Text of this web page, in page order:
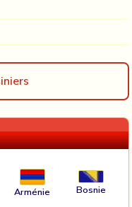
Arménie Bosnie